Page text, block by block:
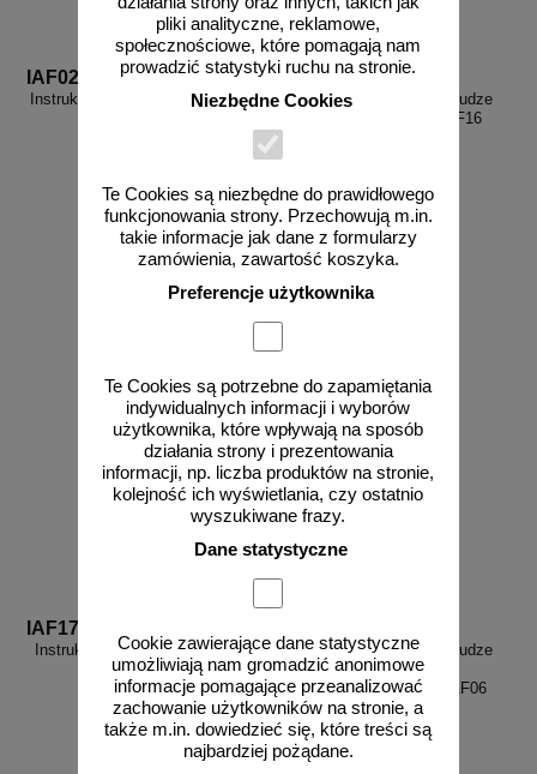
pliki analityczne, reklamowe,
społecznościowe, które pomagają nam
prowadzić statystyki ruchu na stronie.
Niezbędne Cookies
Te Cookies są niezbędne do prawidłowego
funkcjonowania strony. Przechowują m.in.
takie informacje jak dane z formularzy
zamówienia, zawartość koszyka.
Preferencje użytkownika
Te Cookies są potrzebne do zapamiętania
indywidualnych informacji i wyborów
użytkownika, które wpływają na sposób
działania strony i prezentowania
informacji, np. liczba produktów na stronie,
kolejność ich wyświetlania, czy ostatnio
wyszukiwane frazy.
Dane statystyczne
Cookie zawierające dane statystyczne
umożliwiają nam gromadzić anonimowe
informacje pomagające przeanalizować
zachowanie użytkowników na stronie, a
także m.in. dowiedzieć się, które treści są
najbardziej pożądane.
IAF02
Instrukcja BHP przy obsłudze piły
od 10,76 zł
do koszyka
IAF16
Instrukcja BHP przy obsłudze
szlifierki tarczowej - IAF16
od 10,76 zł
do koszyka
IAF17
Instrukcja okleiniarki do wąskich
płaszczyzn - IAF17
Instrukcja BHP przy obsłudze
frezarki do drewna
(dolnowrzecionowej) - IAF06